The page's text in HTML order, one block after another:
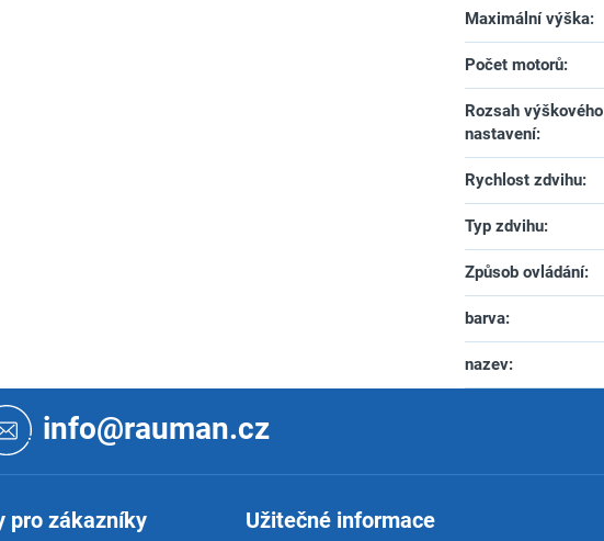
Maximální výška:
Počet motorů:
Rozsah výškového
nastavení:
Rychlost zdvihu:
Typ zdvihu:
Způsob ovládání:
barva:
nazev:
info@rauman.cz
pro zákazníky Užitečné informace